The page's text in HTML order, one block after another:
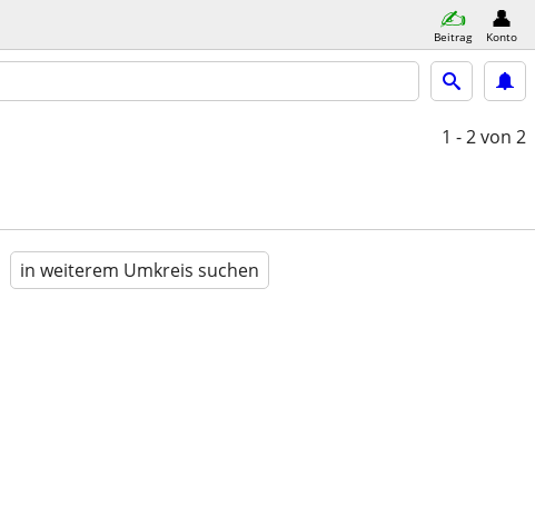
Beitrag Konto
1 - 2von 2
in weiterem Umkreis suchen